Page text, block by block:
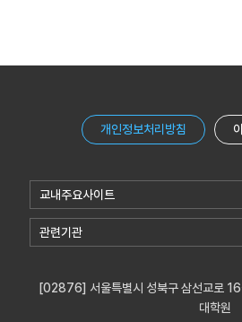
개인정보처리방침
교내주요사이트
관련기관
[02876] 서울특별시 성북구 삼선교로
대학원